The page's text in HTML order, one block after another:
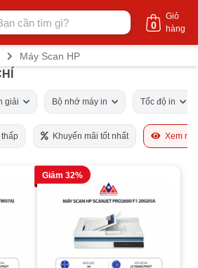
Giỏ
hàng
0
Máy Scan HP
giải Bộ nhớ máy in Tốc độ in
Khuyến mãi tốt nhất Xem
Giảm 32%